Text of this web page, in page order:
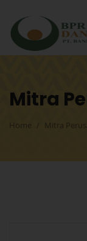
Mitra
Home Mitra